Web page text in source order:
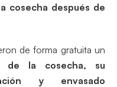
cosecha después de
de forma gratuita un
de la cosecha, su
y envasado